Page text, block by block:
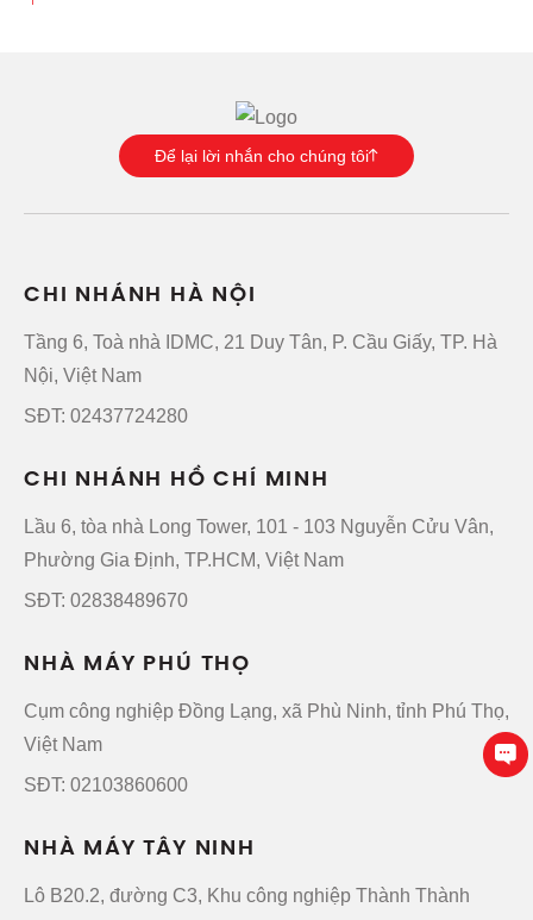
Để lại lời nhắn cho chúng tôi
CHI NHÁNH HÀ NỘI
Tầng 6, Toà nhà IDMC, 21 Duy Tân, P. Cầu Giấy, TP. Hà
Nội, Việt Nam
SĐT: 02437724280
CHI NHÁNH HỒ CHÍ MINH
Lầu 6, tòa nhà Long Tower, 101 - 103 Nguyễn Cửu Vân,
Phường Gia Định, TP.HCM, Việt Nam
SĐT: 02838489670
NHÀ MÁY PHÚ THỌ
Cụm công nghiệp Đồng Lạng, xã Phù Ninh, tỉnh Phú Thọ,
Việt Nam
SĐT: 02103860600
NHÀ MÁY TÂY NINH
Lô B20.2, đường C3, Khu công nghiệp Thành Thành